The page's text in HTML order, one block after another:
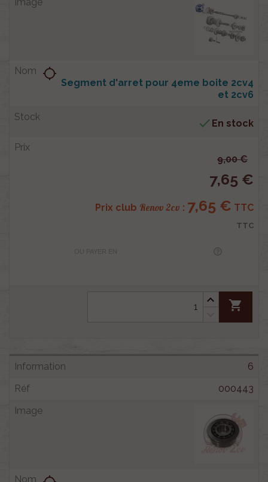
Segment d'arret pour 4eme boite 2cv4
et 2cv6
location_searching
 En stock
9,00 €
7,65 €
Prix club Renov 2cv : 7,65 € TTC
TTC
OU PAYER EN
shopping_cart
6
000443